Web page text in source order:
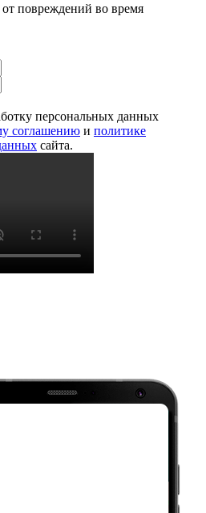
повреждений во время
персональных данных
соглашению и политике
сайта.